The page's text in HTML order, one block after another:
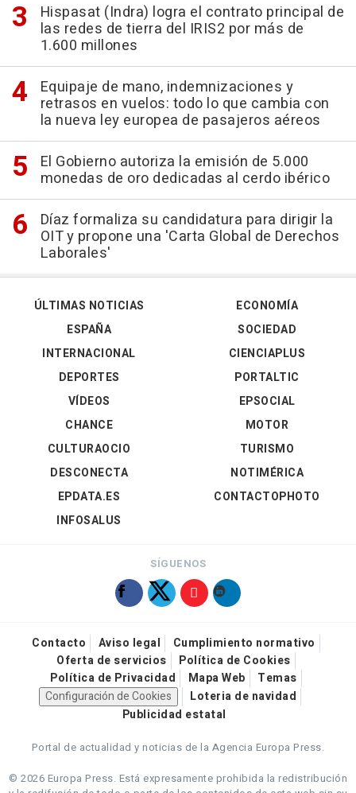
Hispasat (Indra) logra el contrato principal de
las redes de tierra del IRIS2 por más de
1.600 millones
Equipaje de mano, indemnizaciones y
retrasos en vuelos: todo lo que cambia con
la nueva ley europea de pasajeros aéreos
El Gobierno autoriza la emisión de 5.000
monedas de oro dedicadas al cerdo ibérico
Díaz formaliza su candidatura para dirigir la
OIT y propone una 'Carta Global de Derechos
Laborales'
ÚLTIMAS NOTICIAS
ESPAÑA
INTERNACIONAL
DEPORTES
VÍDEOS
ECONOMÍA
SOCIEDAD
CIENCIAPLUS
PORTALTIC
EPSOCIAL
CHANCE
CULTURAOCIO
DESCONECTA
EPDATA.ES
INFOSALUS
MOTOR
TURISMO
NOTIMÉRICA
CONTACTOPHOTO
SÍGUENOS
Contacto Aviso legal
Cumplimiento normativo
Oferta de servicios
Política de Cookies
Política de Privacidad
Mapa Web
Temas
Configuración de Cookies
Loteria de navidad
Publicidad estatal
Portal de actualidad y noticias de la Agencia Europa Press.
© 2026 Europa Press. Está expresamente prohibida la redistribución